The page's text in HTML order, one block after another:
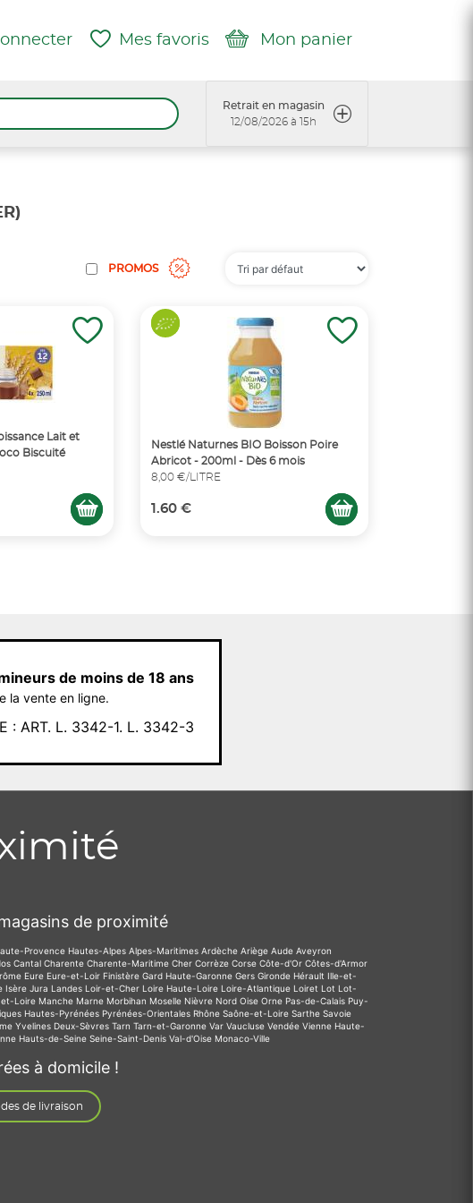
Mes favoris Mon panier
Retrait en magasin
12/08/2026 à 15h
PROMOS
Lait et
Biscuité
Nestlé Naturnes BIO Boisson Poire
Abricot - 200ml - Dès 6 mois
8,00 €/LITRE
1.60 €
de moins de 18 ans
la vente en ligne.
: ART. L. 3342-1. L. 3342-3
de proximité
Provence Hautes-Alpes Alpes-Maritimes Ardèche Ariège Aude Aveyron
Cantal Charente Charente-Maritime Cher Corrèze Corse Côte-d'Or Côtes-d'Armor
Eure Eure-et-Loir Finistère Gard Haute-Garonne Gers Gironde Hérault Ille-et-
Isère Jura Landes Loir-et-Cher Loire Haute-Loire Loire-Atlantique Loiret Lot Lot-
Loire Manche Marne Morbihan Moselle Nièvre Nord Oise Orne Pas-de-Calais Puy-
Hautes-Pyrénées Pyrénées-Orientales Rhône Saône-et-Loire Sarthe Savoie
Yvelines Deux-Sèvres Tarn Tarn-et-Garonne Var Vaucluse Vendée Vienne Haute-
Hauts-de-Seine Seine-Saint-Denis Val-d'Oise Monaco-Ville
à domicile !
de livraison